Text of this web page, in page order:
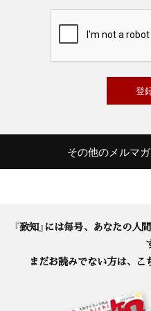
その他のメルマ
『致知』には毎号、あなたの
まだお読みでない方は、こ